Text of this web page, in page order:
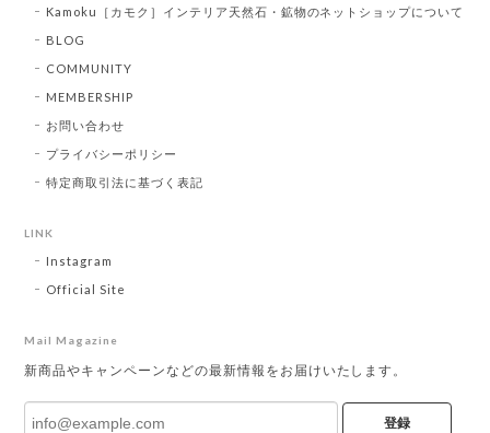
Kamoku［カモク］インテリア天然石・鉱物のネットショップについて
BLOG
COMMUNITY
MEMBERSHIP
お問い合わせ
プライバシーポリシー
特定商取引法に基づく表記
LINK
Instagram
Official Site
Mail Magazine
新商品やキャンペーンなどの最新情報をお届けいたします。
登録